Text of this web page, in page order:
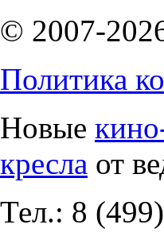
© 2007-
Политика
Новые
кресла от
Тел.: 8